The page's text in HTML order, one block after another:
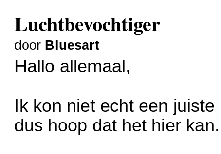
Luchtbevochtiger
door Bluesart
Hallo allemaal,
Ik kon niet echt een
dus hoop dat het hier kan.